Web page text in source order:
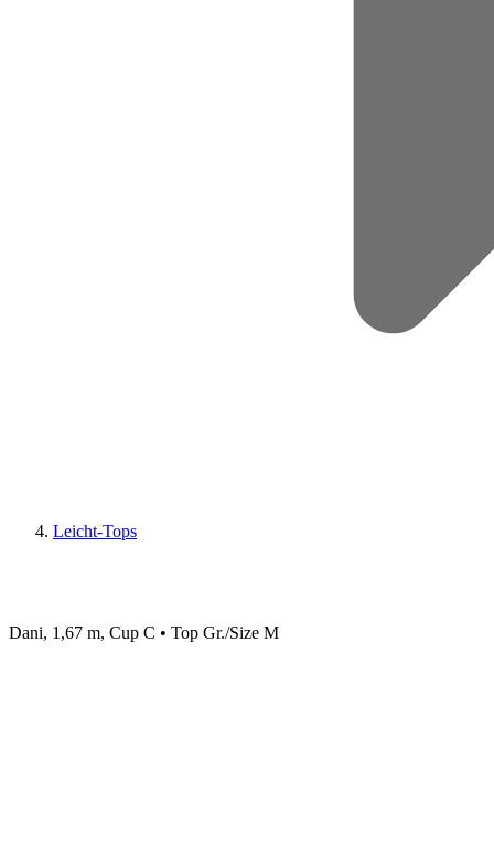
Leicht-Tops
Dani, 1,67 m, Cup C • Top Gr./Size M